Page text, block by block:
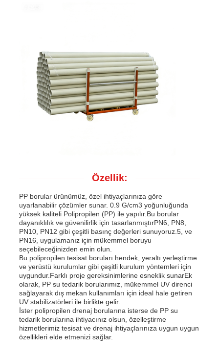
Özellik:
PP borular ürünümüz, özel ihtiyaçlarınıza göre
uyarlanabilir çözümler sunar. 0.9 G/cm3 yoğunluğunda
yüksek kaliteli Polipropilen (PP) ile yapılır.Bu borular
dayanıklılık ve güvenilirlik için tasarlanmıştırPN6, PN8,
PN10, PN12 gibi çeşitli basınç değerleri sunuyoruz.5, ve
PN16, uygulamanız için mükemmel boruyu
seçebileceğinizden emin olun.
Bu polipropilen tesisat boruları hendek, yeraltı yerleştirme
ve yerüstü kurulumlar gibi çeşitli kurulum yöntemleri için
uygundur.Farklı proje gereksinimlerine esneklik sunarEk
olarak, PP su tedarik borularımız, mükemmel UV direnci
sağlayarak dış mekan kullanımları için ideal hale getiren
UV stabilizatörleri ile birlikte gelir.
İster polipropilen drenaj borularına isterse de PP su
tedarik borularına ihtiyacınız olsun, özelleştirme
hizmetlerimiz tesisat ve drenaj ihtiyaçlarınıza uygun uygun
özellikleri elde etmenizi sağlar.